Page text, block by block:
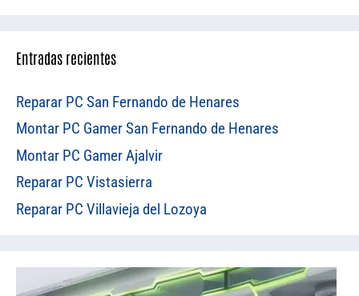
Entradas recientes
Reparar PC San Fernando de Henares
Montar PC Gamer San Fernando de Henares
Montar PC Gamer Ajalvir
Reparar PC Vistasierra
Reparar PC Villavieja del Lozoya